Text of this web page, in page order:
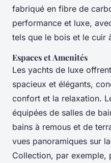
fabriqué en fibre de
performance et luxe,
tels que le bois et le cuir
Espaces et Amenités
Les yachts de luxe
spacieux et élégants,
confort et la relaxation.
équipées de salles de
bains à remous et de
vues panoramiques sur
Collection, par exemple,